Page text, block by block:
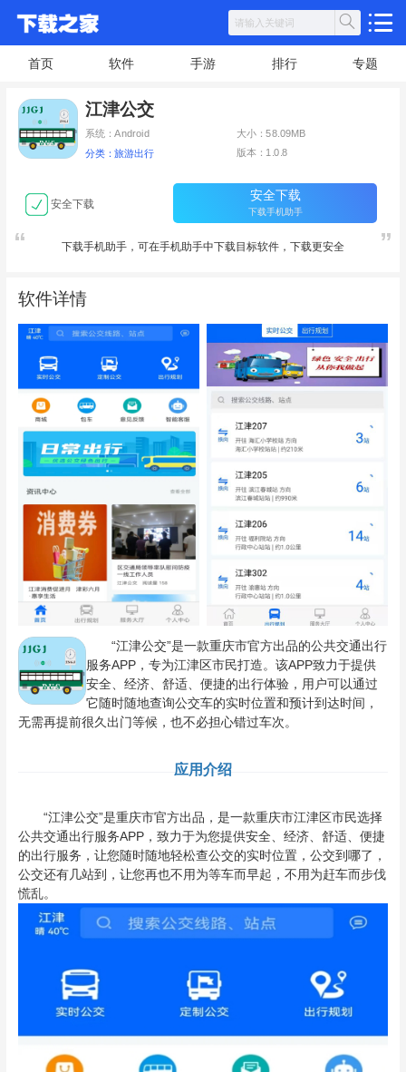
首页 软件 手游 排行 专题
江津公交
系统：Android 大小：58.09MB
分类：旅游出行 版本：1.0.8
安全下载
安全下载
下载手机助手
下载手机助手，可在手机助手中下载目标软件，下载更安全
软件详情
“江津公交”是一款重庆市官方出品的公共交通出行
服务APP，专为江津区市民打造。该APP致力于提供
安全、经济、舒适、便捷的出行体验，用户可以通过
它随时随地查询公交车的实时位置和预计到达时间，
无需再提前很久出门等候，也不必担心错过车次。
应用介绍
“江津公交”是重庆市官方出品，是一款重庆市江津区市民选择
公共交通出行服务APP，致力于为您提供安全、经济、舒适、便捷
的出行服务，让您随时随地轻松查公交的实时位置，公交到哪了，
公交还有几站到，让您再也不用为等车而早起，不用为赶车而步伐
慌乱。